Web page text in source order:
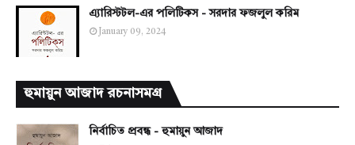
এ্যারিস্টটল-এর পলিটিকস - সরদার ফজলুল করিম
January 09, 2024
হুমায়ুন আজাদ রচনাসমগ্র
নির্বাচিত প্রবন্ধ - হুমায়ুন আজাদ